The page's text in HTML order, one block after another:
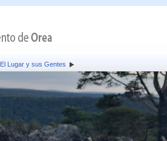
El Lugar y sus Gentes